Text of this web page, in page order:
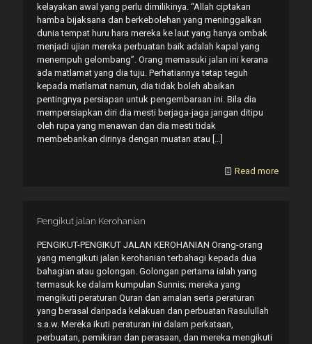
kelayakan awal yang perlu dimilikinya. “Allah ciptakan
hamba bijaksana dan berkebolehan yang meninggalkan
dunia tempat huru hara mereka ke laut yang hanya ombak
menjadi ujian mereka perbuatan baik adalah kapal yang
menempuh gelombang”. Orang memasuki jalan ini kerana
ada matlamat yang dia tuju. Perhatiannya tetap teguh
kepada matlamat namun, dia tidak boleh abaikan
pentingnya persiapan untuk pengembaraan ini. Bila dia
mempersiapkan diri dia mesti berjaga-jaga jangan ditipu
oleh rupa yang menawan dan dia mesti tidak
membebankan dirinya dengan muatan atau […]
Read more
Pengikut jalan Kerohanian
PENGIKUT-PENGIKUT JALAN KEROHANIAN Orang-orang
yang mengikuti jalan kerohanian terbahagi kepada dua
bahagian atau golongan. Golongan pertama ialah yang
termasuk ke dalam kumpulan Sunnis; mereka yang
mengikuti peraturan Quran dan amalan serta peraturan
yang berasal daripada kelakuan dan perbuatan Rasulullah
s.a.w. Mereka ikuti peraturan ini dalam perkataan,
perbuatan, pemikiran dan perasaan, dan mereka mengikuti